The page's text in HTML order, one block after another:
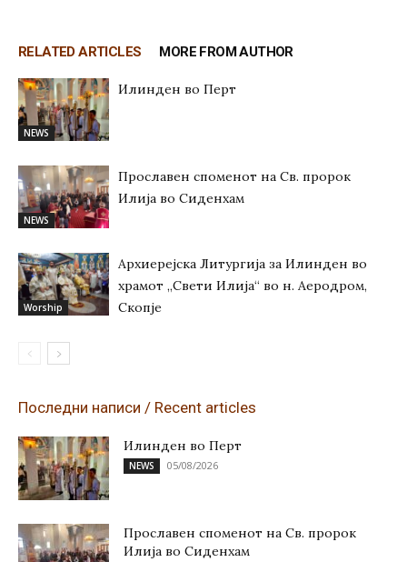
RELATED ARTICLES MORE FROM AUTHOR
NEWS
Илинден во Перт
NEWS
Прославен споменот на Св. пророк
Илија во Сиденхам
Worship
Архиерејска Литургија за Илинден во
храмот „Свети Илија“ во н. Аеродром,
Скопје
Последни написи / Recent articles
Илинден во Перт
NEWS 05/08/2026
Прославен споменот на Св. пророк
Илија во Сиденхам